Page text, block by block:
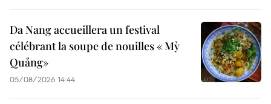
Da Nang accueillera un festival
célébrant la soupe de nouilles « Mỳ
Quảng»
05/08/2026 14:44